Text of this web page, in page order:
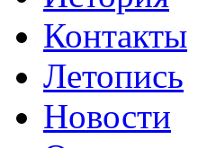
Контакты
Летопись
Новости